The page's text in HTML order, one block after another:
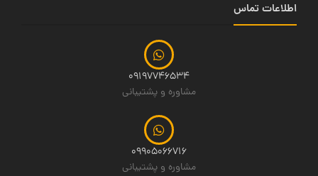
اطلاعات تماس
09197746534
مشاوره و پشتیبانی
09905066716
مشاوره و پشتیبانی